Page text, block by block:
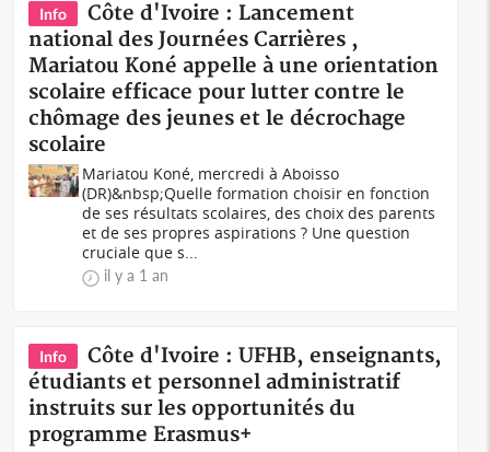
Info
Côte d'Ivoire : Lancement
national des Journées Carrières ,
Mariatou Koné appelle à une orientation
scolaire efficace pour lutter contre le
chômage des jeunes et le décrochage
scolaire
Mariatou Koné, mercredi à Aboisso
(DR)&nbsp;Quelle formation choisir en fonction
de ses résultats scolaires, des choix des parents
et de ses propres aspirations ? Une question
cruciale que s...
il y a 1 an
Info
Côte d'Ivoire : UFHB, enseignants,
étudiants et personnel administratif
instruits sur les opportunités du
programme Erasmus+